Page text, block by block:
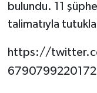
bulundu. 11
talimatıyla
https://